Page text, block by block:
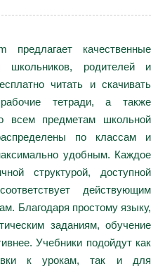
предлагает качественные
родителей и
читать и скачивать
тетради, а также
всем предметам школьной
по классам и
удобным. Каждое
структурой, доступной
действующим
Благодаря простому языку,
заданиям, обучение
Учебники подойдут как
к урокам, так и для